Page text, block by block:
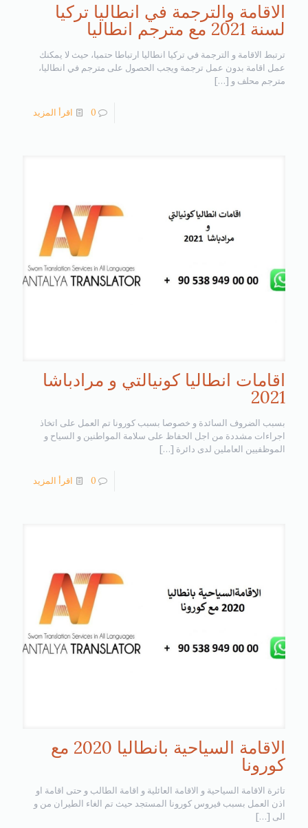
الاقامة والترجمة في انطاليا تركيا
لسنة 2021 مع مترجم انطاليا
ترتبط الاقامة و الترجمة في تركيا انطاليا ارتباطا حتميا، حيث لا يمكنك
عمل اقامة بدون عمل ترجمة ويجب الحصول على مترجم في انطاليا،
مترجم محلف و […]
0 اقرأ المزيد
اقامات انطاليا كونيالتي و مرادباشا
2021
بسبب الضروف السائدة و خصوصا بسبب كورونا تم العمل على اتخاذ
اجراءات مشددة من اجل الحفاظ على سلامة المواطنين و السياح و
الموظفيين العاملين لدى دائرة […]
0 اقرأ المزيد
الاقامة السياحية بانطاليا 2020 مع
كورونا
تاثرة الاقامة السياحية و الاقامة العائلية و اقامة الطالب و حتى اقامة او
اذن العمل بسبب فيروس كورونا المستجد حيث تم الغاء الطيران من و
الى […]